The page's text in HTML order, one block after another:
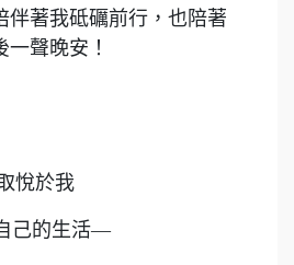
伴著我砥礪前行，也陪著
聲晚安！
悅於我
己的生活—